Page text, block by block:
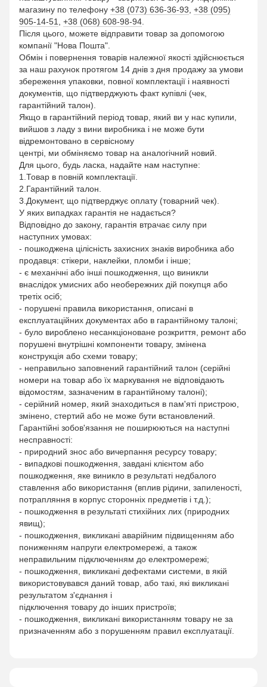
магазину по телефону +38 (073) 636-36-93 +38 (095)
905-14-51
+38 (068) 608-98-94
Після цього, можете відправити товар за допомогою
компанії "Нова Пошта".
Обмін і повернення товарів належної якості здійснюється
за наш рахунок протягом 14 днів з дня продажу за умови
збереження упаковки, повної комплектації і наявності
документів, що підтверджують факт купівлі (чек,
гарантійний талон).
Якщо в гарантійний період товар, який ви у нас купили,
вийшов з ладу з вини виробника і не може бути
відремонтовано в сервісному
центрі, ми обміняємо товар на аналогічний новий.
Для цього, будь ласка, надайте нам наступне:
1.Товар в повній комплектації.
2.Гарантійний талон.
3.Документ, що підтверджує оплату (товарний чек).
У яких випадках гарантія не надається?
Відповідно до закону, гарантія втрачає силу при
наступних умовах:
- пошкоджена цілісність захисних знаків виробника або
продавця: стікери, наклейки, пломби і інше;
- є механічні або інші пошкодження, що виникли
внаслідок умисних або необережних дій покупця або
третіх осіб;
- порушені правила використання, описані в
експлуатаційних документах або в гарантійному талоні;
- було вироблено несанкціоноване розкриття, ремонт або
порушені внутрішні компоненти товару, змінена
конструкція або схеми товару;
- неправильно заповнений гарантійний талон (серійні
номери на товар або їх маркування не відповідають
відомостям, зазначеним в гарантійному талоні);
- серійний номер, який знаходиться в пам'яті пристрою,
змінено, стертий або не може бути встановлений.
Гарантійні зобов'язання не поширюються на наступні
несправності:
- природний знос або вичерпання ресурсу товару;
- випадкові пошкодження, завдані клієнтом або
пошкодження, яке виникло в результаті недбалого
ставлення або використання (вплив рідини, запиленості,
потрапляння в корпус сторонніх предметів і т.д.);
- пошкодження в результаті стихійних лих (природних
явищ);
- пошкодження, викликані аварійним підвищенням або
пониженням напруги електромережі, а також
неправильним підключенням до електромережі;
- пошкодження, викликані дефектами системи, в якій
використовувався даний товар, або такі, які викликані
результатом з'єднання і
підключення товару до інших пристроїв;
- пошкодження, викликані використанням товару не за
призначенням або з порушенням правил експлуатації.